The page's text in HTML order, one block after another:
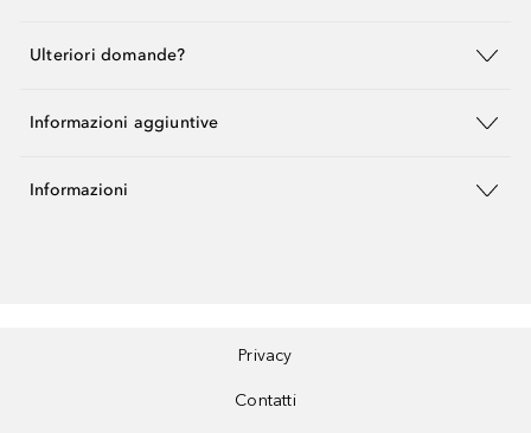
Ulteriori domande?
Informazioni aggiuntive
Informazioni
Privacy
Contatti